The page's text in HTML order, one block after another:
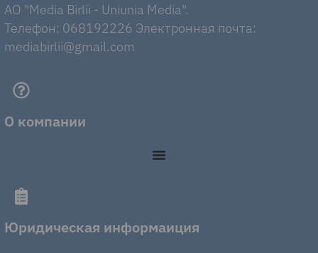
AO "Media Birlii - Uniunia Media".
Телефон: 068192226 Электронная почта:
mediabirlii@gmail.com
О компании
Юридическая информаиция